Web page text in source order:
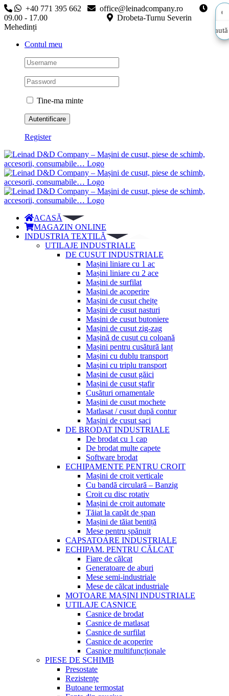
Skip
to
content
+40 771 395 662
office@leinadcompany.ro
09.00 - 17.00
Drobeta-Turnu Severin
Mehedinți
Contul meu
Tine-ma minte
Register
ACASĂ
MAGAZIN ONLINE
INDUSTRIA TEXTILĂ
UTILAJE INDUSTRIALE
DE CUSUT INDUSTRIALE
Mașini liniare cu 1 ac
Mașini liniare cu 2 ace
Mașini de surfilat
Mașini de acoperire
Mașini de cusut cheițe
Mașini de cusut nasturi
Masini de cusut butoniere
Mașini de cusut zig-zag
Mașină de cusut cu coloană
Mașini pentru cusătură lanț
Mașini cu dublu transport
Mașini cu triplu transport
Mașini de cusut găici
Mașini de cusut ștafir
Cusături ornamentale
Mașini de cusut mochete
Matlasat / cusut după contur
Mașini de cusut saci
DE BRODAT INDUSTRIALE
De brodat cu 1 cap
De brodat multe capete
Software brodat
ECHIPAMENTE PENTRU CROIT
Mașini de croit verticale
Cu bandă circulară – Banzig
Croit cu disc rotativ
Mașini de croit automate
Tăiat la capăt de șpan
Mașini de tăiat bentiță
Mese pentru șpănuit
CAPSATOARE INDUSTRIALE
ECHIPAM. PENTRU CĂLCAT
Fiare de călcat
Generatoare de aburi
Mese semi-industriale
Mese de călcat industriale
MOTOARE MAȘINI INDUSTRIALE
UTILAJE CASNICE
Casnice de brodat
Casnice de matlasat
Casnice de surfilat
Casnice de acoperire
Casnice multifuncționale
PIESE DE SCHIMB
Presostate
Rezistențe
Butoane termostat
Caută
Caută